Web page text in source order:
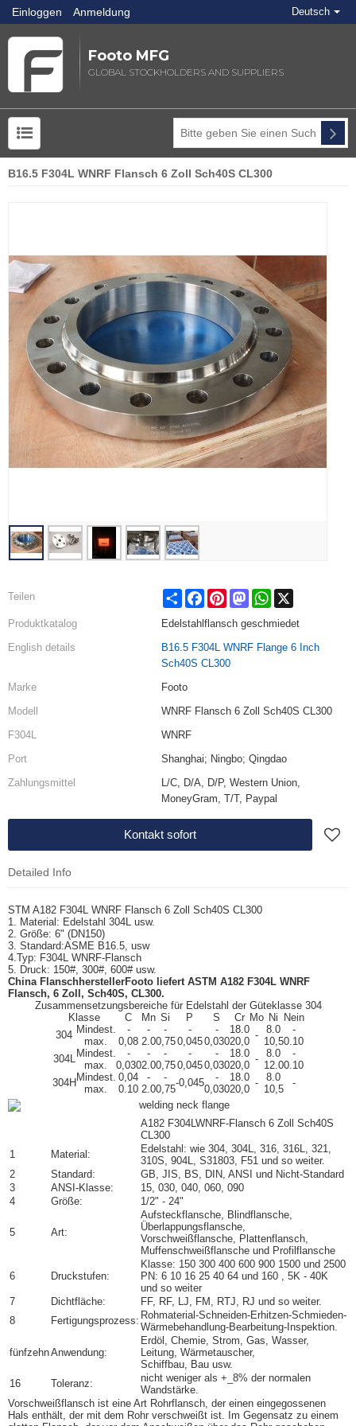
Einloggen Anmeldung Deutsch
Footo MFG
GLOBAL STOCKHOLDERS AND SUPPLIERS
B16.5 F304L WNRF Flansch 6 Zoll Sch40S CL300
Teilen Share FacebookPinterestMastodonWhatsApp
Produktkatalog
Edelstahlflansch geschmiedet
English details
B16.5 F304L WNRF Flange 6 Inch
Sch40S CL300
Marke
Footo
Modell
WNRF Flansch 6 Zoll Sch40S CL300
F304L
WNRF
Port
Shanghai; Ningbo; Qingdao
Zahlungsmittel
L/C, D/A, D/P, Western Union,
MoneyGram, T/T, Paypal
Kontakt sofort
Detailed Info
STM A182 F304L WNRF Flansch 6 Zoll Sch40S CL300
1. Material: Edelstahl 304L usw.
2. Größe: 6" (DN150)
3. Standard:ASME B16.5, usw
4.Typ: F304L WNRF-Flansch
5. Druck: 150#, 300#, 600# usw.
China FlanschherstellerFooto liefert ASTM A182 F304L WNRF
Flansch, 6 Zoll, Sch40S, CL300.
Zusammensetzungsbereiche für Edelstahl der Güteklasse 304
Klasse
C Mn Si P S Cr Mo Ni
Nein
304 Mindest.
max.
-
0,08
-
2.0
-
0,75
-
0,045
-
0,030
18.0
20,0
-
8.0
10,5
-
0.10
304L Mindest.
max.
-
0,030
-
2.0
-
0,75
-
0,045
-
0,030
18.0
20,0
-
8.0
12.0
-
0.10
304HMindest.
max.
0,04
0.10
-
2.0
-
0,75
-0,045
-
0,030
18.0
20,0
-
8.0
10,5
-
A182 F304LWNRF-Flansch 6 Zoll Sch40S
CL300
1
Material:
Edelstahl: wie 304, 304L, 316, 316L, 321,
310S, 904L, S31803, F51 und so weiter.
2
Standard:
GB, JIS, BS, DIN, ANSI und Nicht-Standard
3
ANSI-Klasse:
15, 030, 040, 060, 090
4
Größe: 1/2" - 24"
5 Art:
Aufsteckflansche, Blindflansche,
Überlappungsflansche,
Vorschweißflansche, Plattenflansch,
Muffenschweißflansche und Profilflansche
6 Druckstufen:
Klasse: 150 300 400 600 900 1500 und 2500
PN: 6 10 16 25 40 64 und 160 , 5K - 40K
und so weiter
7
Dichtfläche:
FF, RF, LJ, FM, RTJ, RJ und so weiter.
8
Fertigungsprozess: Rohmaterial-Schneiden-Erhitzen-Schmieden-
Wärmebehandlung-Bearbeitung-Inspektion.
fünfzehnAnwendung:
Erdöl, Chemie, Strom, Gas, Wasser,
Leitung, Wärmetauscher,
Schiffbau, Bau usw.
16
Toleranz:
nicht weniger als +_8% der normalen
Wandstärke.
Vorschweißflansch ist eine Art Rohrflansch, der einen eingegossenen
Hals enthält, der mit dem Rohr verschweißt ist. Im Gegensatz zu einem